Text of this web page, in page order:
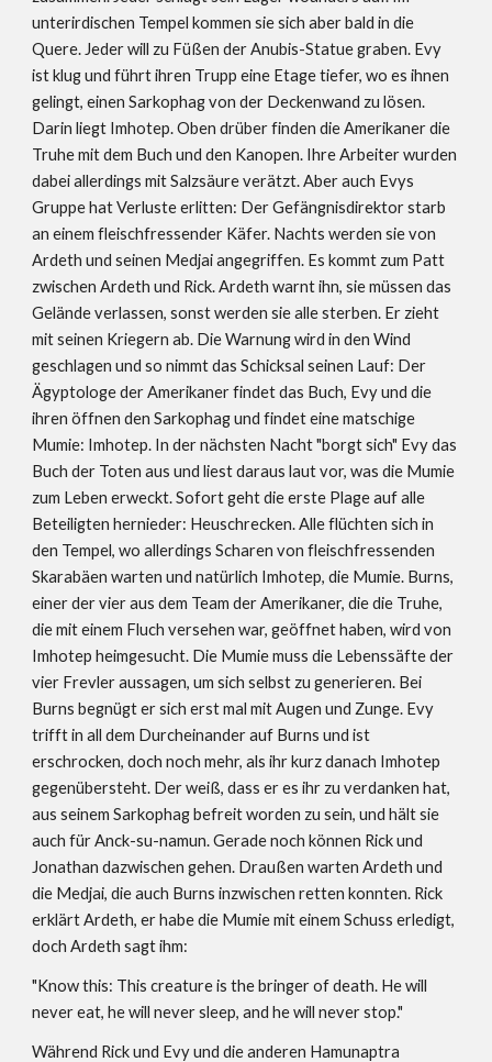
unterirdischen Tempel kommen sie sich aber bald in die
Quere. Jeder will zu Füßen der Anubis-Statue graben. Evy
ist klug und führt ihren Trupp eine Etage tiefer, wo es ihnen
gelingt, einen Sarkophag von der Deckenwand zu lösen.
Darin liegt Imhotep. Oben drüber finden die Amerikaner die
Truhe mit dem Buch und den Kanopen. Ihre Arbeiter wurden
dabei allerdings mit Salzsäure verätzt. Aber auch Evys
Gruppe hat Verluste erlitten: Der Gefängnisdirektor starb
an einem fleischfressender Käfer. Nachts werden sie von
Ardeth und seinen Medjai angegriffen. Es kommt zum Patt
zwischen Ardeth und Rick. Ardeth warnt ihn, sie müssen das
Gelände verlassen, sonst werden sie alle sterben. Er zieht
mit seinen Kriegern ab. Die Warnung wird in den Wind
geschlagen und so nimmt das Schicksal seinen Lauf: Der
Ägyptologe der Amerikaner findet das Buch, Evy und die
ihren öffnen den Sarkophag und findet eine matschige
Mumie: Imhotep. In der nächsten Nacht "borgt sich" Evy das
Buch der Toten aus und liest daraus laut vor, was die Mumie
zum Leben erweckt. Sofort geht die erste Plage auf alle
Beteiligten hernieder: Heuschrecken. Alle flüchten sich in
den Tempel, wo allerdings Scharen von fleischfressenden
Skarabäen warten und natürlich Imhotep, die Mumie. Burns,
einer der vier aus dem Team der Amerikaner, die die Truhe,
die mit einem Fluch versehen war, geöffnet haben, wird von
Imhotep heimgesucht. Die Mumie muss die Lebenssäfte der
vier Frevler aussagen, um sich selbst zu generieren. Bei
Burns begnügt er sich erst mal mit Augen und Zunge. Evy
trifft in all dem Durcheinander auf Burns und ist
erschrocken, doch noch mehr, als ihr kurz danach Imhotep
gegenübersteht. Der weiß, dass er es ihr zu verdanken hat,
aus seinem Sarkophag befreit worden zu sein, und hält sie
auch für Anck-su-namun. Gerade noch können Rick und
Jonathan dazwischen gehen. Draußen warten Ardeth und
die Medjai, die auch Burns inzwischen retten konnten. Rick
erklärt Ardeth, er habe die Mumie mit einem Schuss erledigt,
doch Ardeth sagt ihm:
"Know this: This creature is the bringer of death. He will
never eat, he will never sleep, and he will never stop."
Während Rick und Evy und die anderen Hamunaptra